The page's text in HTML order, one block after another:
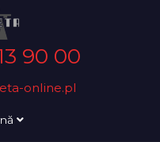
90 00
online.pl